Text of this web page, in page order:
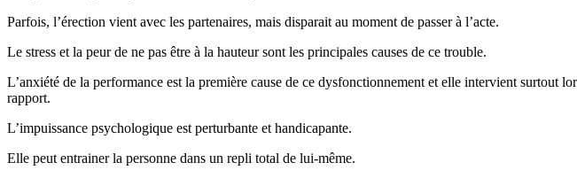
Parfois, l’érection vient avec les partenaires, mais disparait au moment de passer à l’acte.
Le stress et la peur de ne pas être à la hauteur sont les principales causes de ce trouble.
L’anxiété de la performance est la première cause de ce dysfonctionnement et elle intervient surtout
rapport.
L’impuissance psychologique est perturbante et handicapante.
Elle peut entrainer la personne dans un repli total de lui-même.